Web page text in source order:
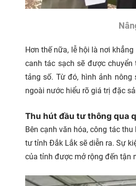
Hơn thế nữa, lễ hội là nơi
canh tác sạch sẽ được
tảng số. Từ đó, hình ảnh
ngoài nước hiểu rõ giá trị đặc
Thu hút đầu tư thông qua
Bên cạnh văn hóa, công tác
tư tỉnh Đắk Lắk sẽ diễn ra. Sự
của tỉnh được mở rộng đến tận